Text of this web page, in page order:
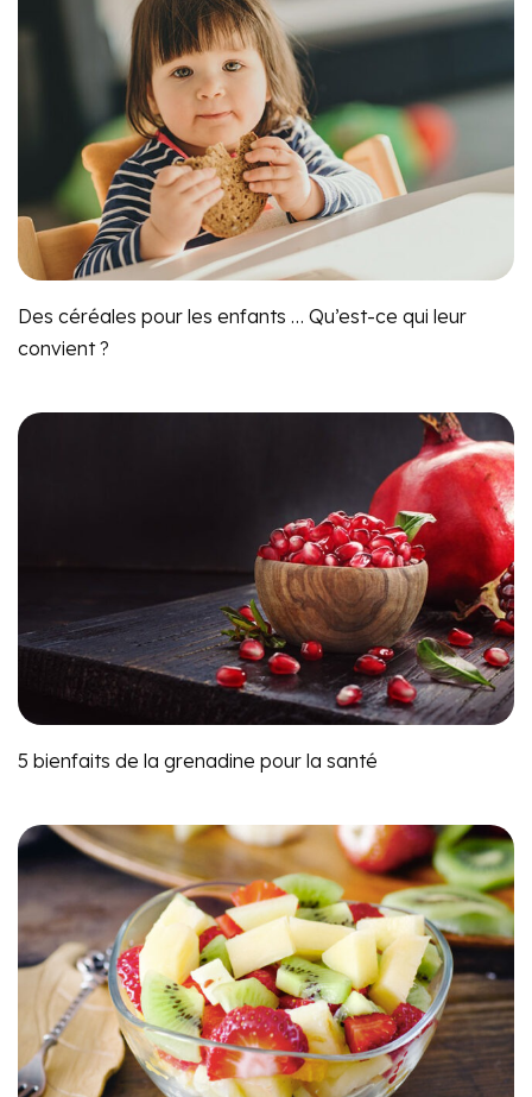
Des céréales pour les enfants … Qu’est-ce qui leur
convient ?
5 bienfaits de la grenadine pour la santé